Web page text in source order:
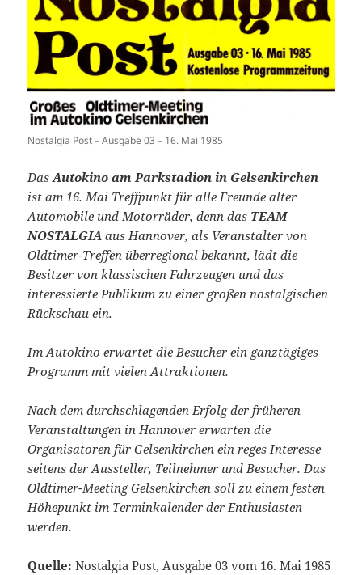
Nostalgia Post – Ausgabe 03 – 16. Mai 1985
DasAutokino am Parkstadion in Gelsenkirchen
ist am 16. Mai Treffpunkt für alle Freunde alter
Automobile und Motorräder, denn das TEAM
NOSTALGIA aus Hannover, als Veranstalter von
Oldtimer-Treffen überregional bekannt, lädt die
Besitzer von klassischen Fahrzeugen und das
interessierte Publikum zu einer großen nostalgischen
Rückschau ein.
Im Autokino erwartet die Besucher ein ganztägiges
Programm mit vielen Attraktionen.
Nach dem durchschlagenden Erfolg der früheren
Veranstaltungen in Hannover erwarten die
Organisatoren für Gelsenkirchen ein reges Interesse
seitens der Aussteller, Teilnehmer und Besucher. Das
Oldtimer-Meeting Gelsenkirchen soll zu einem festen
Höhepunkt im Terminkalender der Enthusiasten
werden.
Quelle: Nostalgia Post, Ausgabe 03 vom 16. Mai 1985